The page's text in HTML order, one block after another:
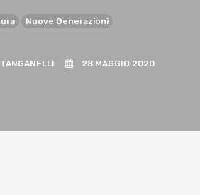
Nuove Generazioni
TANGANELLI 28 MAGGIO 2020